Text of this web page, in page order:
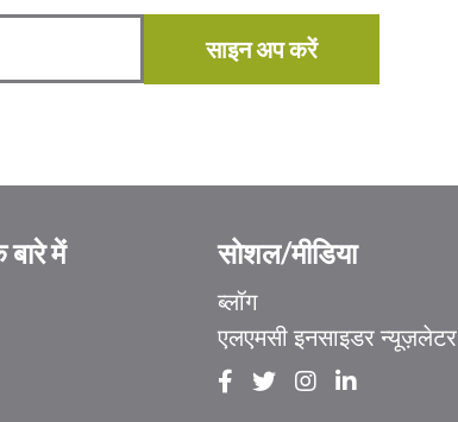
साइन अप करें
में सोशल/मीडिया
ब्लॉग
एलएमसी इनसाइडर न्यूज़लेटर